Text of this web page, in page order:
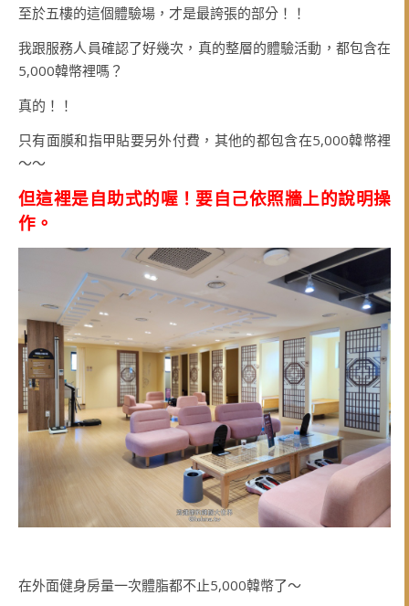
至於五樓的這個體驗場，才是最誇張的部分！！
我跟服務人員確認了好幾次，真的整層的體驗活動，都包含在
5,000韓幣裡嗎？
真的！！
只有面膜和指甲貼要另外付費，其他的都包含在5,000韓幣裡
～～
但這裡是自助式的喔！要自己依照牆上的說明操
作。
在外面健身房量一次體脂都不止5,000韓幣了～